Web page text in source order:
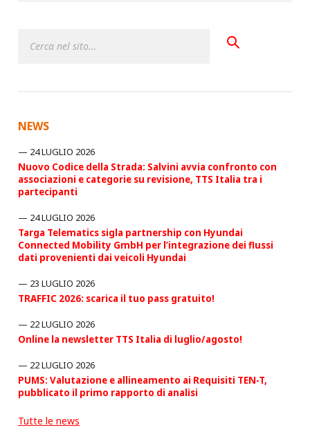
NEWS
24 LUGLIO 2026
Nuovo Codice della Strada: Salvini avvia confronto con
associazioni e categorie su revisione, TTS Italia tra i
partecipanti
24 LUGLIO 2026
Targa Telematics sigla partnership con Hyundai
Connected Mobility GmbH per l’integrazione dei flussi
dati provenienti dai veicoli Hyundai
23 LUGLIO 2026
TRAFFIC 2026: scarica il tuo pass gratuito!
22 LUGLIO 2026
Online la newsletter TTS Italia di luglio/agosto!
22 LUGLIO 2026
PUMS: Valutazione e allineamento ai Requisiti TEN-T,
pubblicato il primo rapporto di analisi
Tutte le news